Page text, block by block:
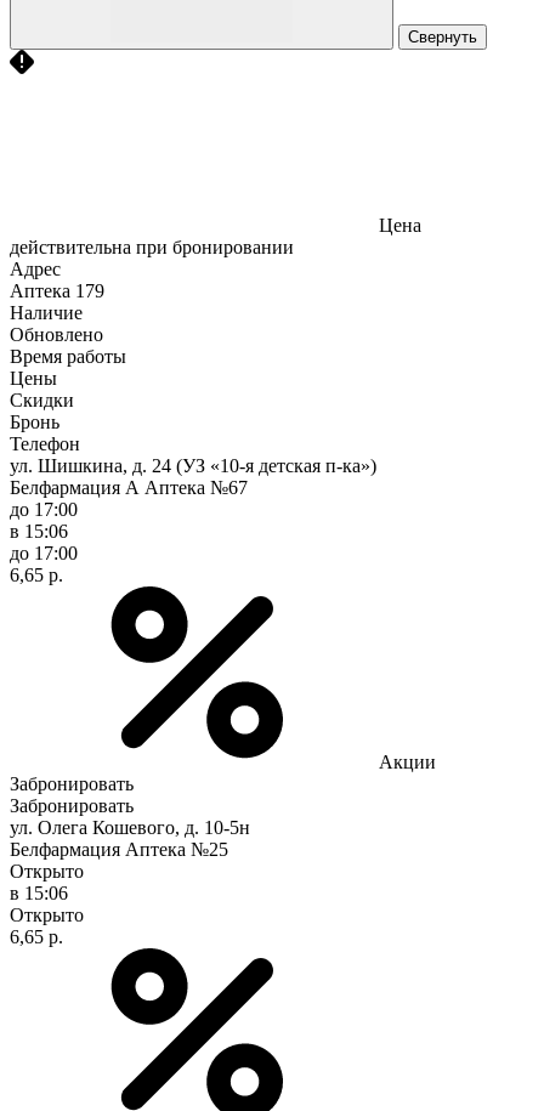
Свернуть
Цена
действительна при бронировании
Адрес
Аптека 179
Наличие
Обновлено
Время работы
Цены
Скидки
Бронь
Телефон
ул. Шишкина, д. 24 (УЗ «10-я детская п-ка»)
Белфармация А Аптека №67
до 17:00
в 15:06
до 17:00
6,65 р.
Акции
Забронировать
Забронировать
ул. Олега Кошевого, д. 10-5н
Белфармация Аптека №25
Открыто
в 15:06
Открыто
6,65 р.